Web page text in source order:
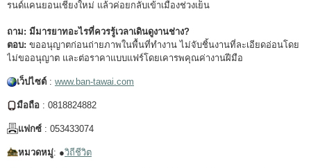
รนด์แคนยอนเชียงใหม่ แล้วค่อยกลับเข้าเมืองช่วงเย็น
ถาม: มีมารยาทอะไรที่ควรรู้เวลาเดินดูงานช่าง?
ตอบ: ขออนุญาตก่อนถ่ายภาพในพื้นที่ทำงาน ไม่จับชิ้นงานที่ละเอียดอ่อนโดย
ไม่ขออนุญาต และต่อราคาแบบแฟร์โดยเคารพคุณค่างานฝีมือ
เว็ปไซต์ : www.ban-tawai.com
มือถือ : 0818824882
แฟกซ์ : 053433074
หมวดหมู่: ●วิถีชีวิต